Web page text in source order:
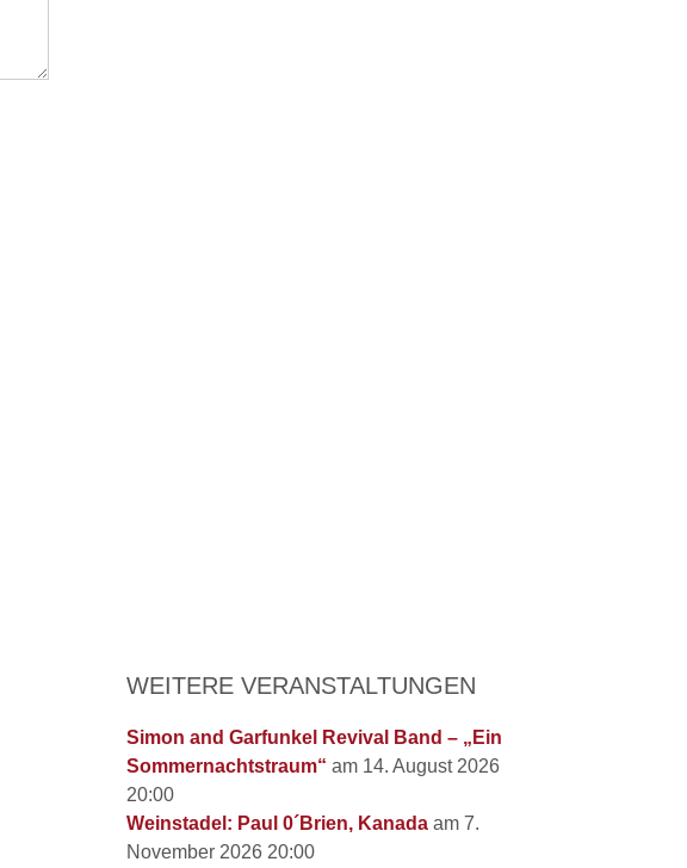
WEITERE VERANSTALTUNGEN
Simon and Garfunkel Revival Band – „Ein
Sommernachtstraum“ am 14. August 2026
20:00
Weinstadel: Paul 0´Brien, Kanadaam 7.
November 2026 20:00